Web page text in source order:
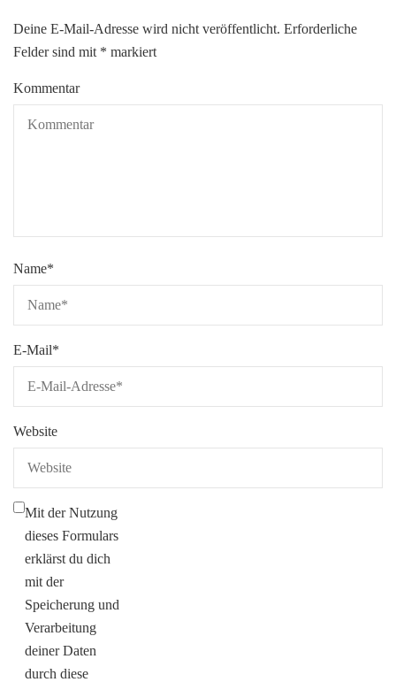
Deine E-Mail-Adresse wird nicht veröffentlicht. Erforderliche
Felder sind mit * markiert
Kommentar
Name*
E-Mail*
Website
Mit der Nutzung
dieses Formulars
erklärst du dich
mit der
Speicherung und
Verarbeitung
deiner Daten
durch diese